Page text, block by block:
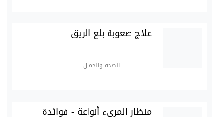
علاج صعوبة بلع الريق
الصحة والجمال
منظار المريء أنواعة - فوائدة